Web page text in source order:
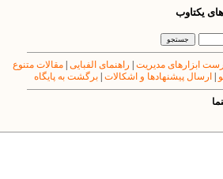
یکتاوب
ابزارهای مدیریت راهنمای الفبایی |مقالات متنوع
ارسال پیشنهادها و اشکالات برگشت به پایگاه